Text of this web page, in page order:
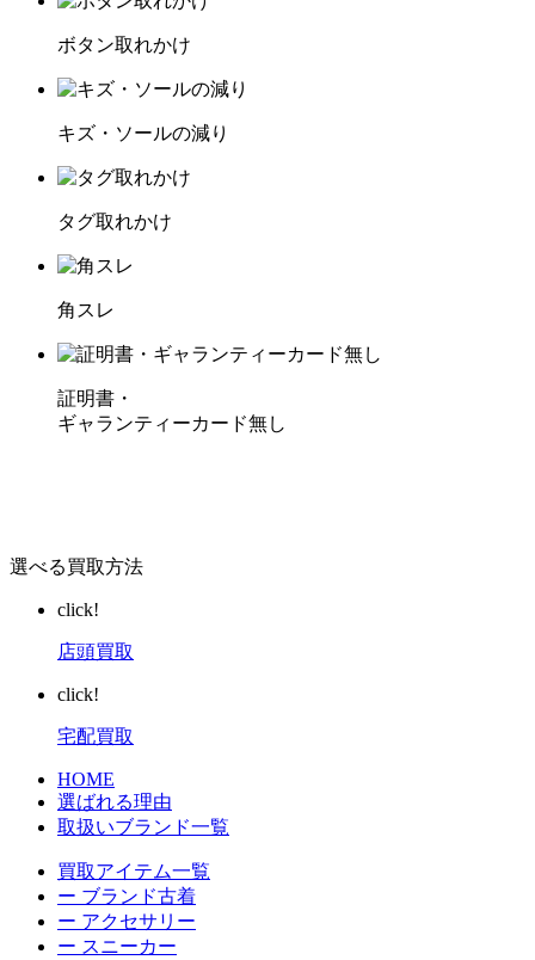
ボタン取れかけ
キズ・ソールの減り
タグ取れかけ
角スレ
証明書・
ギャランティーカード無し
選べる買取方法
click!
店頭買取
click!
宅配買取
HOME
選ばれる理由
取扱いブランド一覧
買取アイテム一覧
ー ブランド古着
ー アクセサリー
ー スニーカー